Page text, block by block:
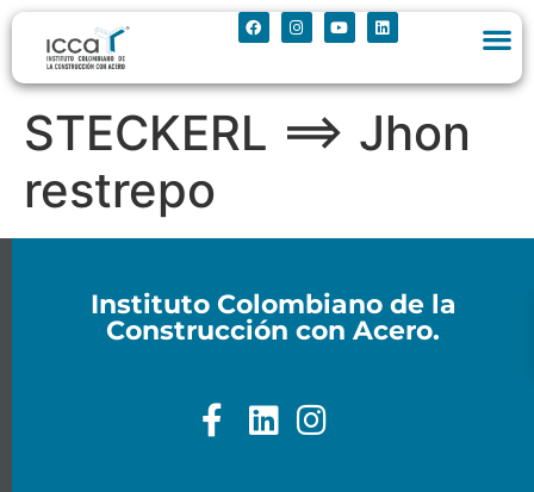
STECKERL ==> Jhon
restrepo
Instituto Colombiano de la
Construcción con Acero.